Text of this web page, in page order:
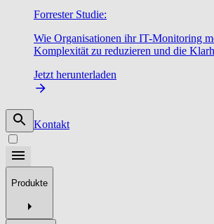
Forrester Studie:
Wie Organisationen ihr IT-Monitoring
Komplexität zu reduzieren und die
Jetzt herunterladen
Kontakt
Produkte